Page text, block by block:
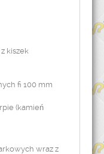
kiszek
fi 100 mm
(kamień
wraz z